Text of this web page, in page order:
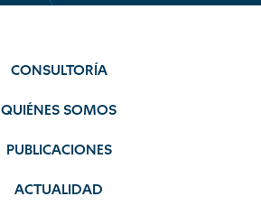
CONSULTORÍA
QUIÉNES SOMOS
PUBLICACIONES
ACTUALIDAD